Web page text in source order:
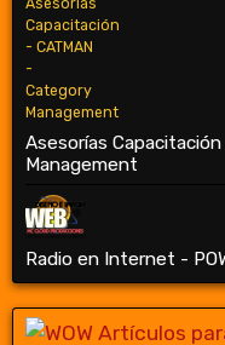
Asesorías
Management
Radio en Internet -